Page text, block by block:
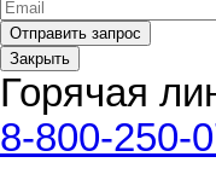
Закрыть
Горячая
8-800-250-